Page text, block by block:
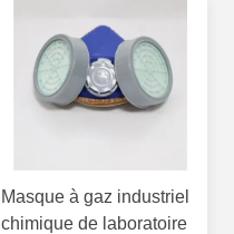
Masque à gaz industriel
chimique de laboratoire